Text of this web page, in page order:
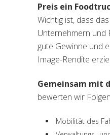
Preis ein
Wichtig ist, dass
Unternehmern und
gute Gewinne und
Image-Rendite
Gemeinsam mit
bewerten wir
Mobilität des